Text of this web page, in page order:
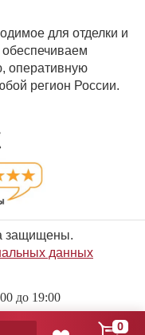
для отделки и
оперативную
регион России.
защищены.
данных
до 19:00
0